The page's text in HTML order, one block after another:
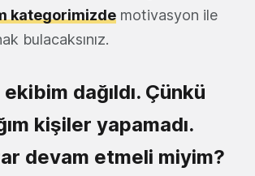
kategorimizde motivasyon ile
bulacaksınız.
dağıldı. Çünkü
kişiler yapamadı.
devam etmeli miyim?